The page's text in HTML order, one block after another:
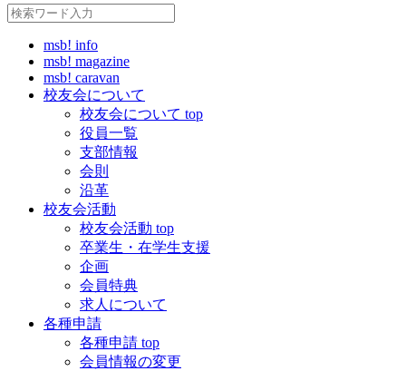
msb! info
msb! magazine
msb! caravan
校友会について
校友会について top
役員一覧
支部情報
会則
沿革
校友会活動
校友会活動 top
卒業生・在学生支援
企画
会員特典
求人について
各種申請
各種申請 top
会員情報の変更